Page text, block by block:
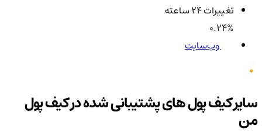
تغییرات ۲۴ ساعته
0.24%
وب‌سایت
سایر کیف پول های پشتیبانی شده در کیف پول
من